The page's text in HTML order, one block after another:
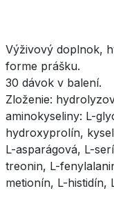
Výživový doplnok,
forme prášku.
30 dávok v balení.
Zloženie:
aminokyseliny: L-
hydroxyprolín,
L-asparágová, L-
treonin, L-
metionín, L-histidín,